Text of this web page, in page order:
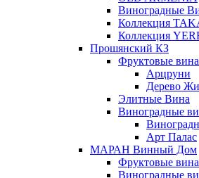
Виноградные
Коллекция
Коллекция
Прошянский КЗ
Фруктовые вина
Арцруни
Дерево
Элитные Вина
Виноградные
Арт Палас
МАРАН Винный Дом
Фруктовые вина
Виноградные